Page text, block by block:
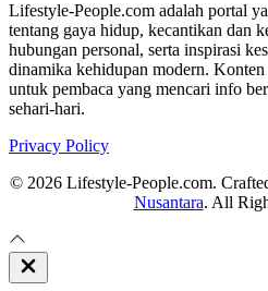
Lifestyle-People.com adalah portal
tentang gaya hidup, kecantikan dan
hubungan personal, serta inspirasi
dinamika kehidupan modern.
untuk pembaca yang mencari info
sehari-hari.
Privacy Policy
© 2026 Lifestyle-People.com.
Nusantara. All
Close
Off